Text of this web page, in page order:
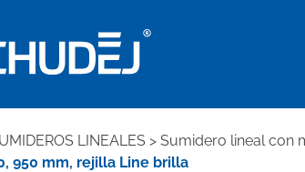
LINEALES > Sumidero lineal con
950 mm, rejilla Line brilla